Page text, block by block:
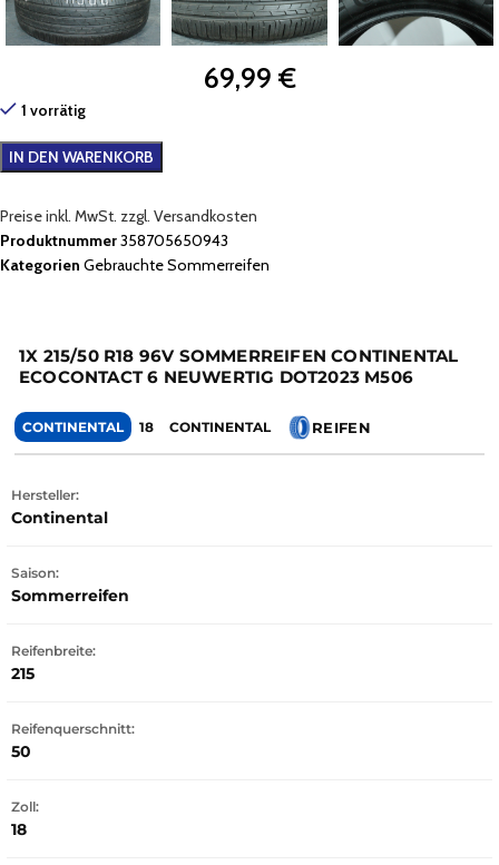
69,99 €
1 vorrätig
IN DEN WARENKORB
Preise inkl. MwSt. zzgl. Versandkosten
Produktnummer358705650943
Kategorien Gebrauchte Sommerreifen
1X 215/50 R18 96V SOMMERREIFEN CONTINENTAL
ECOCONTACT 6 NEUWERTIG DOT2023 M506
CONTINENTAL 18 CONTINENTAL REIFEN
Hersteller:
Continental
Saison:
Sommerreifen
Reifenbreite:
215
Reifenquerschnitt:
50
Zoll:
18